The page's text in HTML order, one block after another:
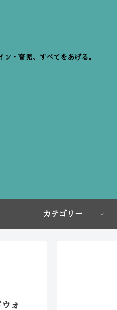
・育児、すべてをあげる。
カテゴリー
ォ